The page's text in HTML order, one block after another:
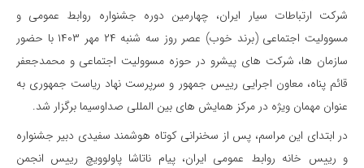
شرکت ارتباطات سیار ایران، چهارمین دوره جشنواره روابط عمومی و
مسوولیت اجتماعی (برند خوب) عصر روز سه شنبه ۲۴ مهر ۱۴۰۳ با حضور
سازمان ها، شرکت های پیشرو در حوزه مسوولیت اجتماعی و محمدجعفر
قائم پناه، معاون اجرایی رییس جمهور و سرپرست نهاد ریاست جمهوری به
عنوان مهمان ویژه در مرکز همایش های بین المللی صداوسیما برگزار شد.
در ابتدای این مراسم، پس از سخنرانی کوتاه هوشمند سفیدی دبیر جشنواره
و رییس خانه روابط عمومی ایران، پیام ناتاشا پاولوویچ رییس انجمن